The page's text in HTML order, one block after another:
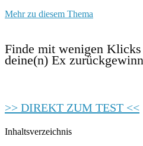
Mehr zu diesem Thema
Finde mit wenigen
deine(n) Ex
>> DIREKT ZUM TEST <<
Inhaltsverzeichnis